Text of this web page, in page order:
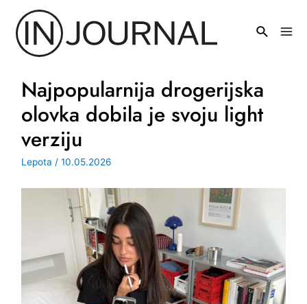
sadržaj
Najpopularnija drogerijska
olovka dobila je svoju light
verziju
Lepota /10.05.2026